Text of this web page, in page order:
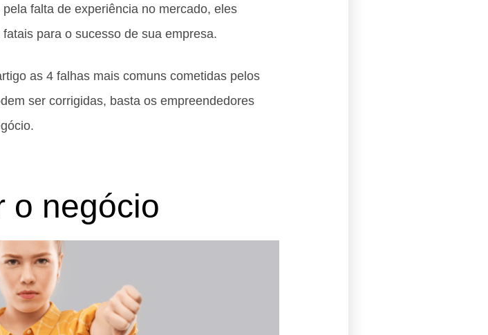
falta de experiência no mercado, eles
para o sucesso de sua empresa.
as 4 falhas mais comuns cometidas pelos
ser corrigidas, basta os empreendedores
o negócio